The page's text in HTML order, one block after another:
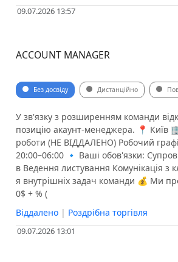
09.07.2026 13:57
ACCOUNT MANAGER
Без досвіду Дистанційно
У зв'язку з розширенням команди
позицію акаунт-менеджера. 📍 Київ
роботи (НЕ ВІДДАЛЕНО) Робочий
20:00–06:00 🔹 Ваші обов'язки:
в Ведення листування Комунікація з
я внутрішніх задач команди 💰 Ми
0$ + % (
Віддалено | Роздрібна торгівля
09.07.2026 13:01